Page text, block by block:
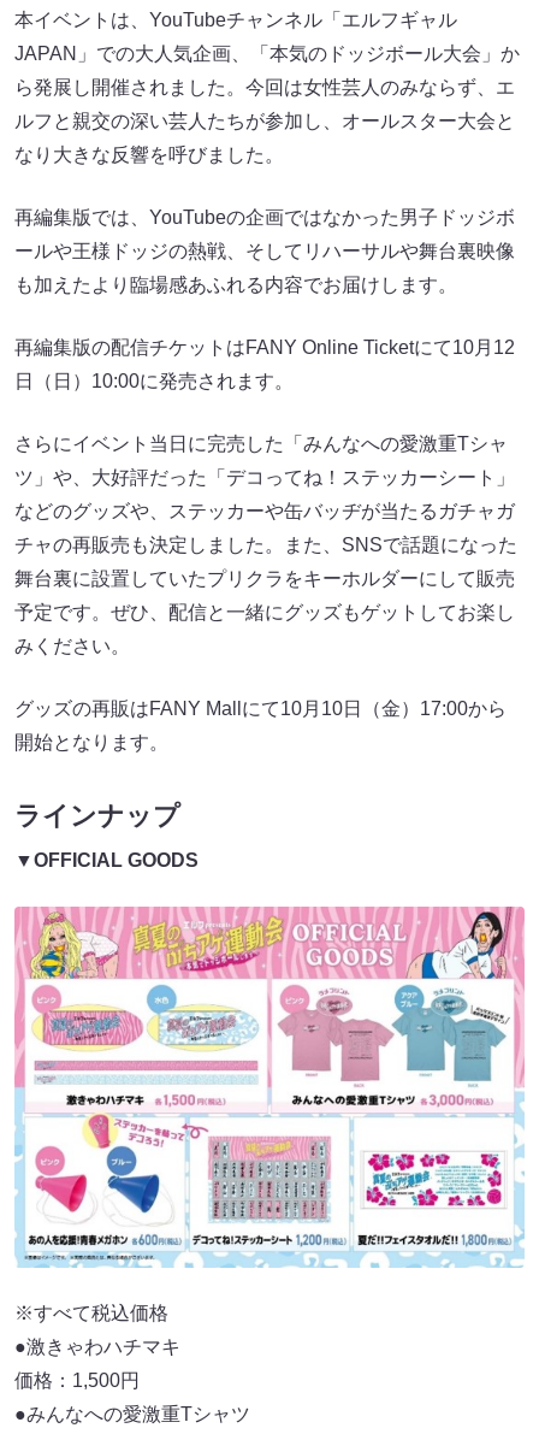
本イベントは、YouTubeチャンネル「エルフギャル
JAPAN」での大人気企画、「本気のドッジボール大会」か
ら発展し開催されました。今回は女性芸人のみならず、エ
ルフと親交の深い芸人たちが参加し、オールスター大会と
なり大きな反響を呼びました。
再編集版では、YouTubeの企画ではなかった男子ドッジボ
ールや王様ドッジの熱戦、そしてリハーサルや舞台裏映像
も加えたより臨場感あふれる内容でお届けします。
再編集版の配信チケットはFANY Online Ticketにて10月12
日（日）10:00に発売されます。
さらにイベント当日に完売した「みんなへの愛激重Tシャ
ツ」や、大好評だった「デコってね！ステッカーシート」
などのグッズや、ステッカーや缶バッヂが当たるガチャガ
チャの再販売も決定しました。また、SNSで話題になった
舞台裏に設置していたプリクラをキーホルダーにして販売
予定です。ぜひ、配信と一緒にグッズもゲットしてお楽し
みください。
グッズの再販はFANY Mallにて10月10日（金）17:00から
開始となります。
ラインナップ
▼OFFICIAL GOODS
※すべて税込価格
●激きゃわハチマキ
価格：1,500円
●みんなへの愛激重Tシャツ